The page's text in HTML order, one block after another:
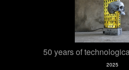
50 years of
2025